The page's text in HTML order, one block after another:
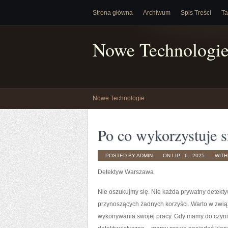
Strona główna Archiwum Spis Treści
Nowe
Nowe Technologie
Po co wykorzystuje
POSTED BY ADMIN ON LIP - 6 - 2025 WITH
Detektyw Warszawa
Nie oszukujmy się. Nie każda prywatny
przynoszących żadnych korzyści. Warto w
wykonywania swojej pracy. Gdy mamy do